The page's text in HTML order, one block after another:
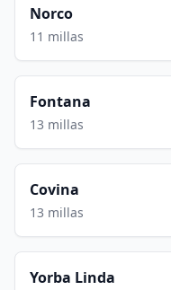
Norco
11 millas
Fontana
13 millas
Covina
13 millas
Yorba Linda